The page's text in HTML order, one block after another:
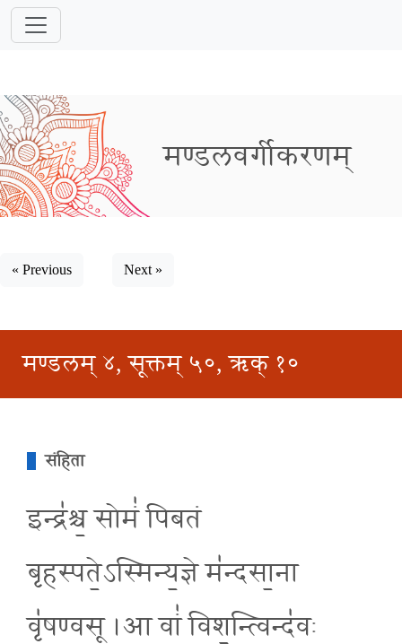
मण्डलवर्गीकरणम्
« Previous Next »
मण्डलम् ४, सूक्तम् ५०, ऋक् १०
संहिता
इन्द्र॑श्च॒ सोमं॑ पिबतं
बृहस्पते॒ऽस्मिन्य॒ज्ञे म॑न्दसा॒ना
वृ॑षण्वसू ।आ वां॑ विश॒न्त्विन्द॑वः